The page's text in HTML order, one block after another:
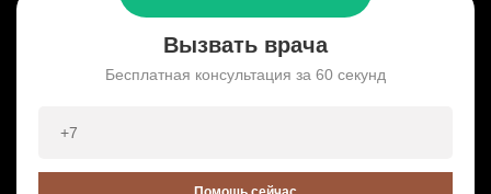
Вызвать врача
Бесплатная консультация за 60 секунд